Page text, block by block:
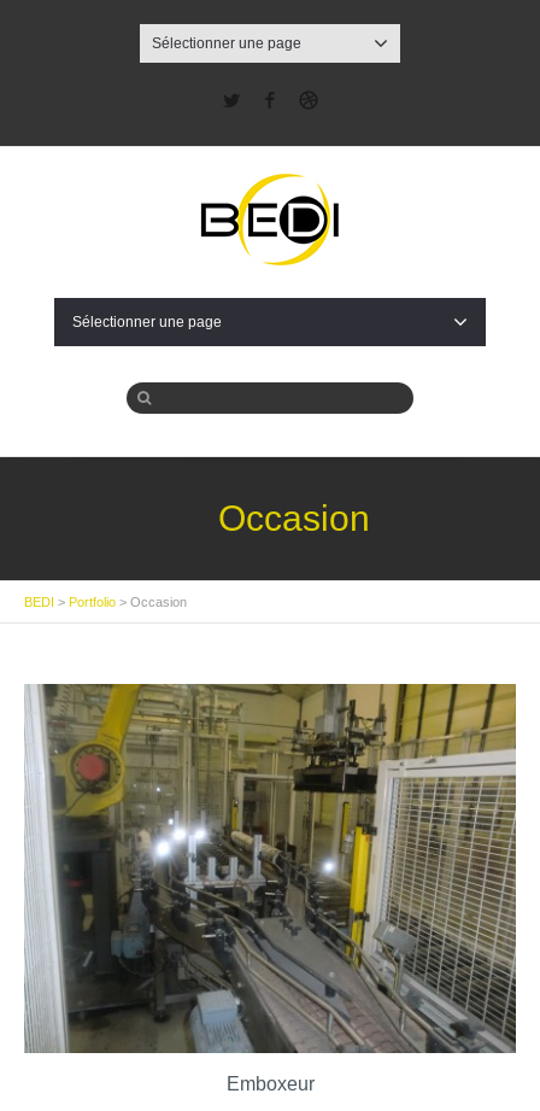
Sélectionner une page
Twitter Facebook
Sélectionner une page
Occasion
BEDI > Portfolio > Occasion
Emboxeur